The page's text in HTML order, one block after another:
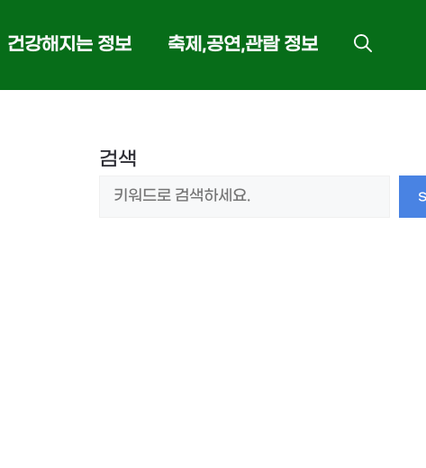
건강해지는 정보 축제,공연,관람 정보
검색